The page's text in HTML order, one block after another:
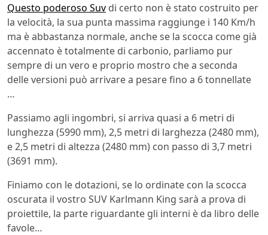
Questo poderoso Suv di certo non è stato costruito per
la velocità, la sua punta massima raggiunge i 140 Km/h
ma è abbastanza normale, anche se la scocca come già
accennato è totalmente di carbonio, parliamo pur
sempre di un vero e proprio mostro che a seconda
delle versioni può arrivare a pesare fino a 6 tonnellate
…
Passiamo agli ingombri, si arriva quasi a 6 metri di
lunghezza (5990 mm), 2,5 metri di larghezza (2480 mm),
e 2,5 metri di altezza (2480 mm) con passo di 3,7 metri
(3691 mm).
Finiamo con le dotazioni, se lo ordinate con la scocca
oscurata il vostro SUV Karlmann King sarà a prova di
proiettile, la parte riguardante gli interni è da libro delle
favole…